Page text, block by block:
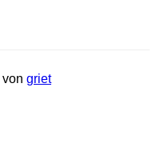
von griet